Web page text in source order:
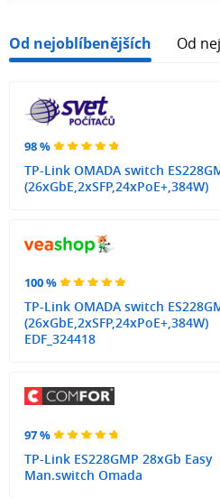
Od nejoblíbenějších Od
98 %
TP-Link OMADA switch
(26xGbE,2xSFP,24xPoE+,384W)
100 %
TP-Link OMADA switch
(26xGbE,2xSFP,24xPoE+,384W)
EDF_324418
97 %
TP-Link ES228GMP 28xGb Easy
Man.switch Omada